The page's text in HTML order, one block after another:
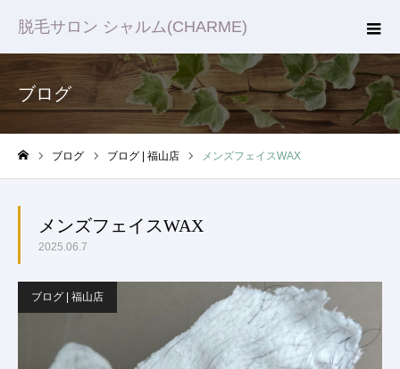
脱毛サロン シャルム(CHARME)
ブログ
ブログ ブログ | 福山店 メンズフェイスWAX
メンズフェイスWAX
2025.06.7
ブログ | 福山店